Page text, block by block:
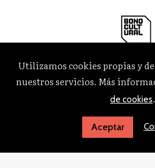
Utilizamos cookies propias y
nuestros servicios. Más
de cookies.
Aceptar